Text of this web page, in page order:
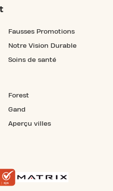
Fausses Promotions
Notre Vision Durable
Soins de santé
Forest
Gand
Aperçu villes